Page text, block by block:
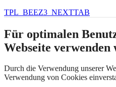
TPL_BEEZ3_NEXTTAB
Für optimalen
Webseite verwenden
Durch die Verwendung unserer
Verwendung von Cookies